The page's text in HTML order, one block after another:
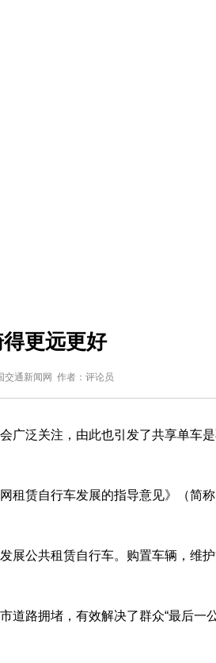
更远更好
通新闻网 作者：评论员
泛关注，由此也引发了共享单车
自行车发展的指导意见》（简称
公共租赁自行车。购置车辆，维
拥堵，有效解决了群众“最后一